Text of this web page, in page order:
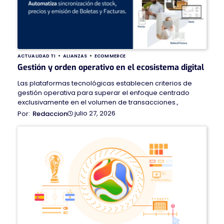
ACTUALIDAD TI ALIANZAS ECOMMERCE
Gestión y orden operativo en el ecosistema digital
Las plataformas tecnológicas establecen criterios de
gestión operativa para superar el enfoque centrado
exclusivamente en el volumen de transacciones.,
Redaccion
julio 27, 2026